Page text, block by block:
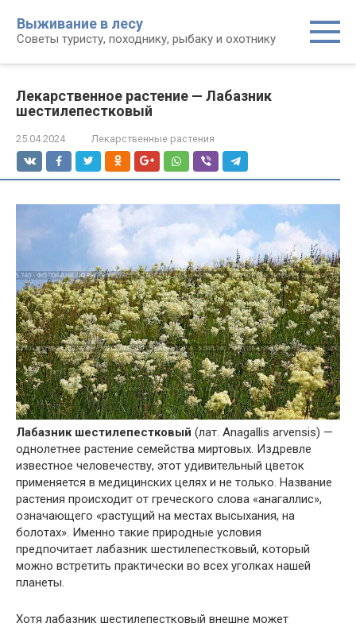
контенту
Выживание в лесу
Советы туристу, походнику, рыбаку и охотнику
Лекарственное растение — Лабазник
шестилепестковый
25.04.2024 Лекарственные растения
Лабазник шестилепестковый (лат. Anagallis arvensis) —
однолетнее растение семейства миртовых. Издревле
известное человечеству, этот удивительный цветок
применяется в медицинских целях и не только. Название
растения происходит от греческого слова «анагаллис»,
означающего «растущий на местах высыхания, на
болотах». Именно такие природные условия
предпочитает лабазник шестилепестковый, который
можно встретить практически во всех уголках нашей
планеты.
Хотя лабазник шестилепестковый внешне может